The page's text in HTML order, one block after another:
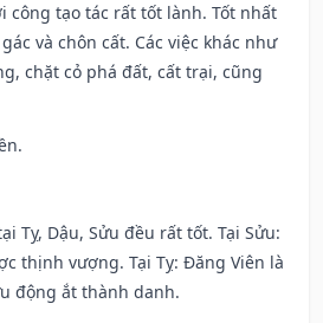
công tạo tác rất tốt lành. Tốt nhất
và chôn cất. Các việc khác như
chặt cỏ phá đất, cất trại, cũng
Tỵ, Dậu, Sửu đều rất tốt. Tại Sửu:
thịnh vượng. Tại Tỵ: Đăng Viên là
động ắt thành danh.